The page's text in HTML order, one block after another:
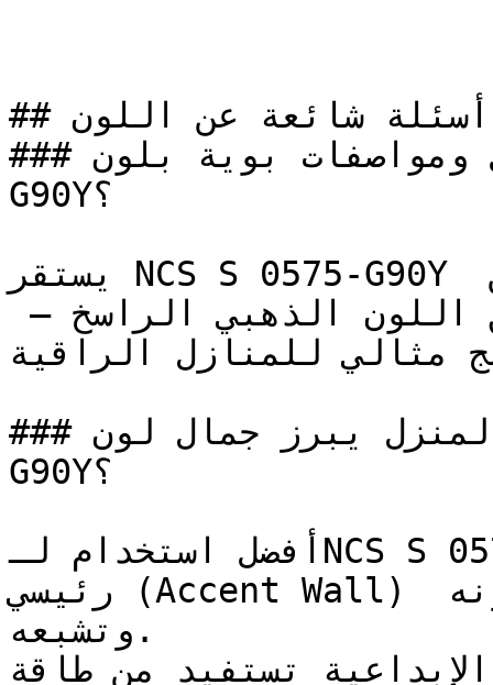
## أسئلة شائعة عن اللون
### ما هي تفاصيل ومواصفات بوية بلون NCS S 0575-
G90Y؟
يستقر NCS S 0575-G90Y في المنطقة الدافئة ليربط بين
مثالي للمنازل الراقية.
### في أي زوايا المنزل يبرز جمال لون NCS S 0575-
G90Y؟
أفضل استخدام لـNCS S 0575-G90Y هو تطبيقه على جدار
رئيسي (Accent Wall) أو على سطح محدد لإبراز قوة لونه
وتشبعه.
تستفيد من طاقة